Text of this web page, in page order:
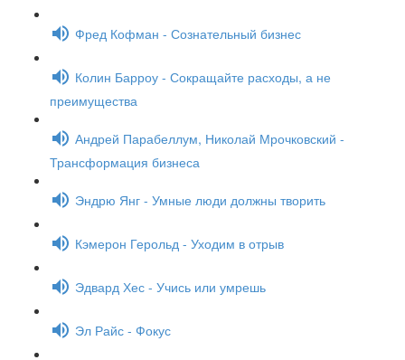
Фред Кофман - Сознательный бизнес
Колин Барроу - Сокращайте расходы, а не
преимущества
Андрей Парабеллум, Николай Мрочковский -
Трансформация бизнеса
Эндрю Янг - Умные люди должны творить
Кэмерон Герольд - Уходим в отрыв
Эдвард Хес - Учись или умрешь
Эл Райс - Фокус